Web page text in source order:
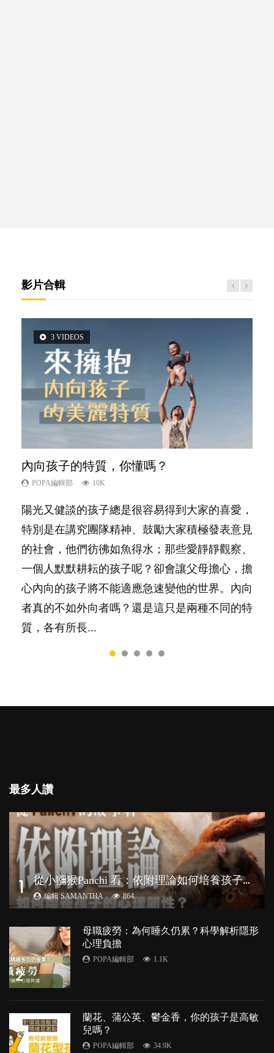
影片合輯
3 VIDEOS
內向孩子的特質，你懂嗎？
POPA編輯部 10K
陽光又健談的孩子總是很容易得到大家的喜愛，
特別是在講究團隊精神、鼓勵大家積極發表意見
的社會，他們彷彿如魚得水；那些愛靜靜觀察、
一個人默默耕耘的孩子呢？卻會讓父母擔心，擔
心內向的孩子將不能適應急速變他的世界。內向
者真的不如外向者嗎？還是這只是兩種不同的特
質，各有所長...
5 VIDEOS
夫妻必看！經營婚姻，沒捷徑
POPA編輯部 22.9K
你是不是也曾經以為只要跟相愛的人結婚，就自
然能走到白頭，但生了孩子卻發現事情不如你所
料？ 經營婚姻，不如我們想像的簡單，卻也不
是大家說得那麼難。一起來認識婚姻的真相！...
14 VIDEOS
新手父母不用怕
POPA編輯部 16.3K
相信許多人初為人父母，由懷孕開始到孩子呱呱
落地，心中都有數之不盡的問題～這裡一次過集
合我們以往製作過的相關短片。 這段路讓我們
跟你同行～...
2 VIDEOS
想孩子學好外語，點做好？
POPA編輯部 9.9K
有人話學多種語言越早開始越好，有人卻說一時
間太多語言，會令孩子感到混淆，到底誰是誰
非？聽聽專家怎樣說，解開語言學習的迷思～...
6 VIDEOS
孩子能力天注定？
POPA編輯部 7.9K
很多父母都希望孩子係個「叻仔叻女」，學業別
太差，日常自理井井有條。這樣的孩子是萬中無
一，還是魚與熊掌，不能兼得？...
最多人讚
1 從
小獼猴Panchi 看：依附理論如何培養孩子心理韌性？
編輯 SAMANTHA 864
2
母職疲勞：為何睡久仍累？科學解析隱形
心理負擔
POPA編輯部 1.1K
蘭花、蒲公英、鬱金香，你的孩子是高敏
兒嗎？
POPA編輯部 34.9K